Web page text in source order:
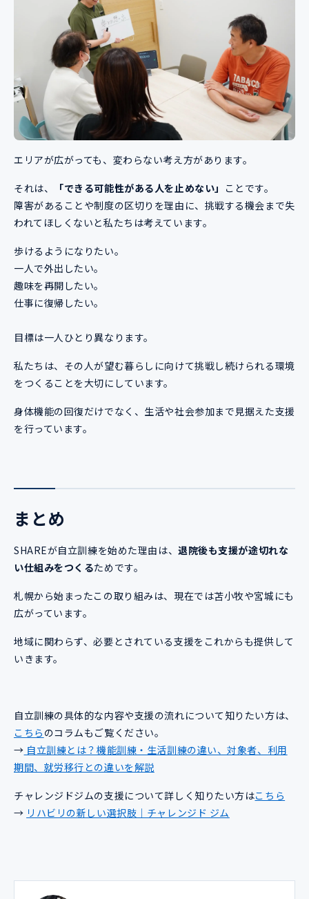
エリアが広がっても、変わらない考え方があります。
それは、 「できる可能性がある人を止めない」 ことです。
障害があることや制度の区切りを理由に、挑戦する機会まで失
われてほしくないと私たちは考えています。
歩けるようになりたい。
一人で外出したい。
趣味を再開したい。
仕事に復帰したい。
目標は一人ひとり異なります。
私たちは、その人が望む暮らしに向けて挑戦し続けられる環境
をつくることを大切にしています。
身体機能の回復だけでなく、生活や社会参加まで見据えた支援
を行っています。
まとめ
SHAREが自立訓練を始めた理由は、退院後も支援が途切れな
い仕組みをつくるためです。
札幌から始まったこの取り組みは、現在では苫小牧や宮城にも
広がっています。
地域に関わらず、必要とされている支援をこれからも提供して
いきます。
自立訓練の具体的な内容や支援の流れについて知りたい方は、
こちら のコラムもご覧ください。
→ 自立訓練とは？機能訓練・生活訓練の違い、対象者、利用
期間、就労移行との違いを解説
チャレンジドジムの支援について詳しく知りたい方はこちら
→ リハビリの新しい選択肢｜チャレンジド ジム